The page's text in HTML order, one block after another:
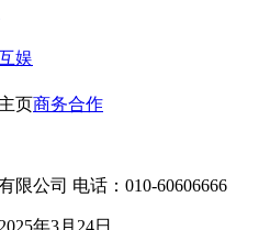
娱
页商务合作
限公司 电话：010-60606666
年3月24日